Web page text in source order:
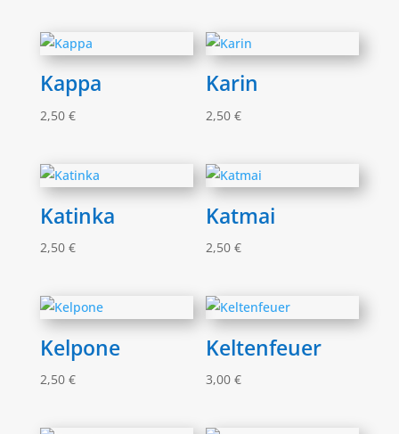
Kappa
2,50 €
Karin
2,50€
Katinka
2,50 €
Katmai
2,50€
Kelpone
2,50 €
Keltenfeuer
3,00€